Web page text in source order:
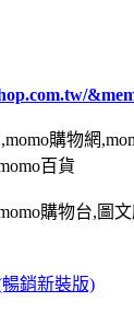
購物網
百貨
購物台,圖
銷新裝版)